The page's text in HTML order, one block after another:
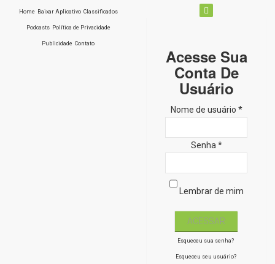
Home Baixar Aplicativo Classificados
Podcasts Política de Privacidade
Publicidade Contato
Acesse Sua
Conta De
Usuário
Nome de usuário *
Senha *
Lembrar de mim
Esqueceu sua senha?
Esqueceu seu usuário?